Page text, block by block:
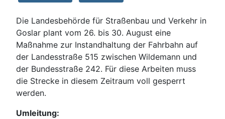
Die Landesbehörde für Straßenbau und Verkehr in
Goslar plant vom 26. bis 30. August eine
Maßnahme zur Instandhaltung der Fahrbahn auf
der Landesstraße 515 zwischen Wildemann und
der Bundesstraße 242. Für diese Arbeiten muss
die Strecke in diesem Zeitraum voll gesperrt
werden.
Umleitung: